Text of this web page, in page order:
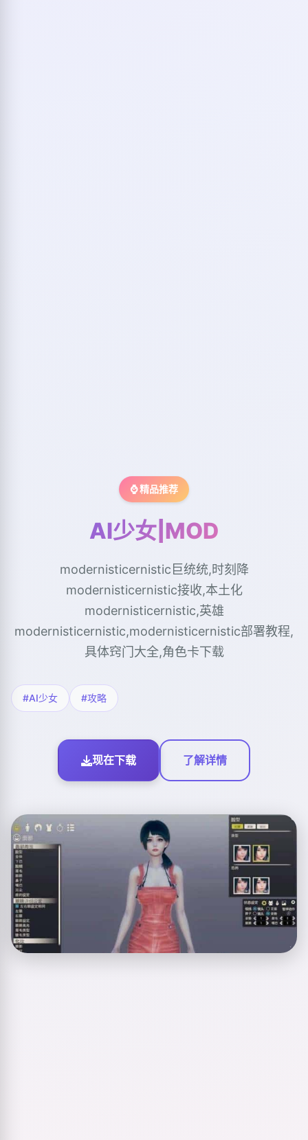
⌚ 精品推荐
AI少女|MOD
modernisticernistic巨统统,时刻降
modernisticernistic接收,本土化
modernisticernistic,英雄
modernisticernistic,modernisticernistic部署教程,
具体窍门大全,角色卡下载
#AI少女 #攻略
现在下载 了解详情